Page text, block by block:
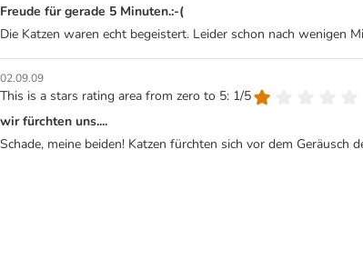
Freude für gerade 5 Minuten.:-(
Die Katzen waren echt begeistert. Leider schon nach wenigen
02.09.09
This is a stars rating area from zero to 5: 1/5
wir fürchten uns....
Schade, meine beiden! Katzen fürchten sich vor dem Geräusch